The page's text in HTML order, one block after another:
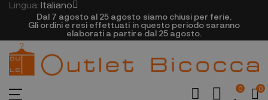
Lingua: Italiano
Dal 7 agosto al 25 agosto siamo chiusi per ferie.
Gli ordini e resi effettuati in questo periodo saranno
elaborati a partire dal 25 agosto.
0 0